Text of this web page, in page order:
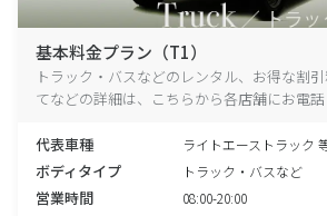
基本料金プラン（T1）
トラック・バスなどのレンタル、お得な割
てなどの詳細は、こちらから各店舗にお電話
代表車種 ライトエーストラック
ボディタイプ トラック・バスなど
営業時間 08:00-20:00